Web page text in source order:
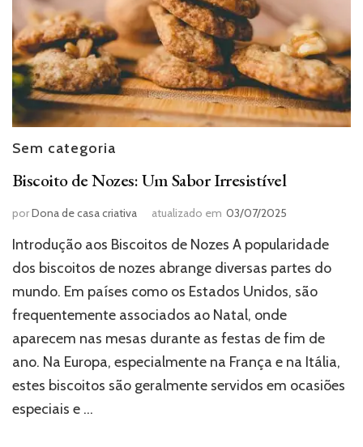
Sem categoria
Biscoito de Nozes: Um Sabor Irresistível
porDona de casa criativa atualizado em 03/07/2025
Introdução aos Biscoitos de Nozes A popularidade
dos biscoitos de nozes abrange diversas partes do
mundo. Em países como os Estados Unidos, são
frequentemente associados ao Natal, onde
aparecem nas mesas durante as festas de fim de
ano. Na Europa, especialmente na França e na Itália,
estes biscoitos são geralmente servidos em ocasiões
especiais e …